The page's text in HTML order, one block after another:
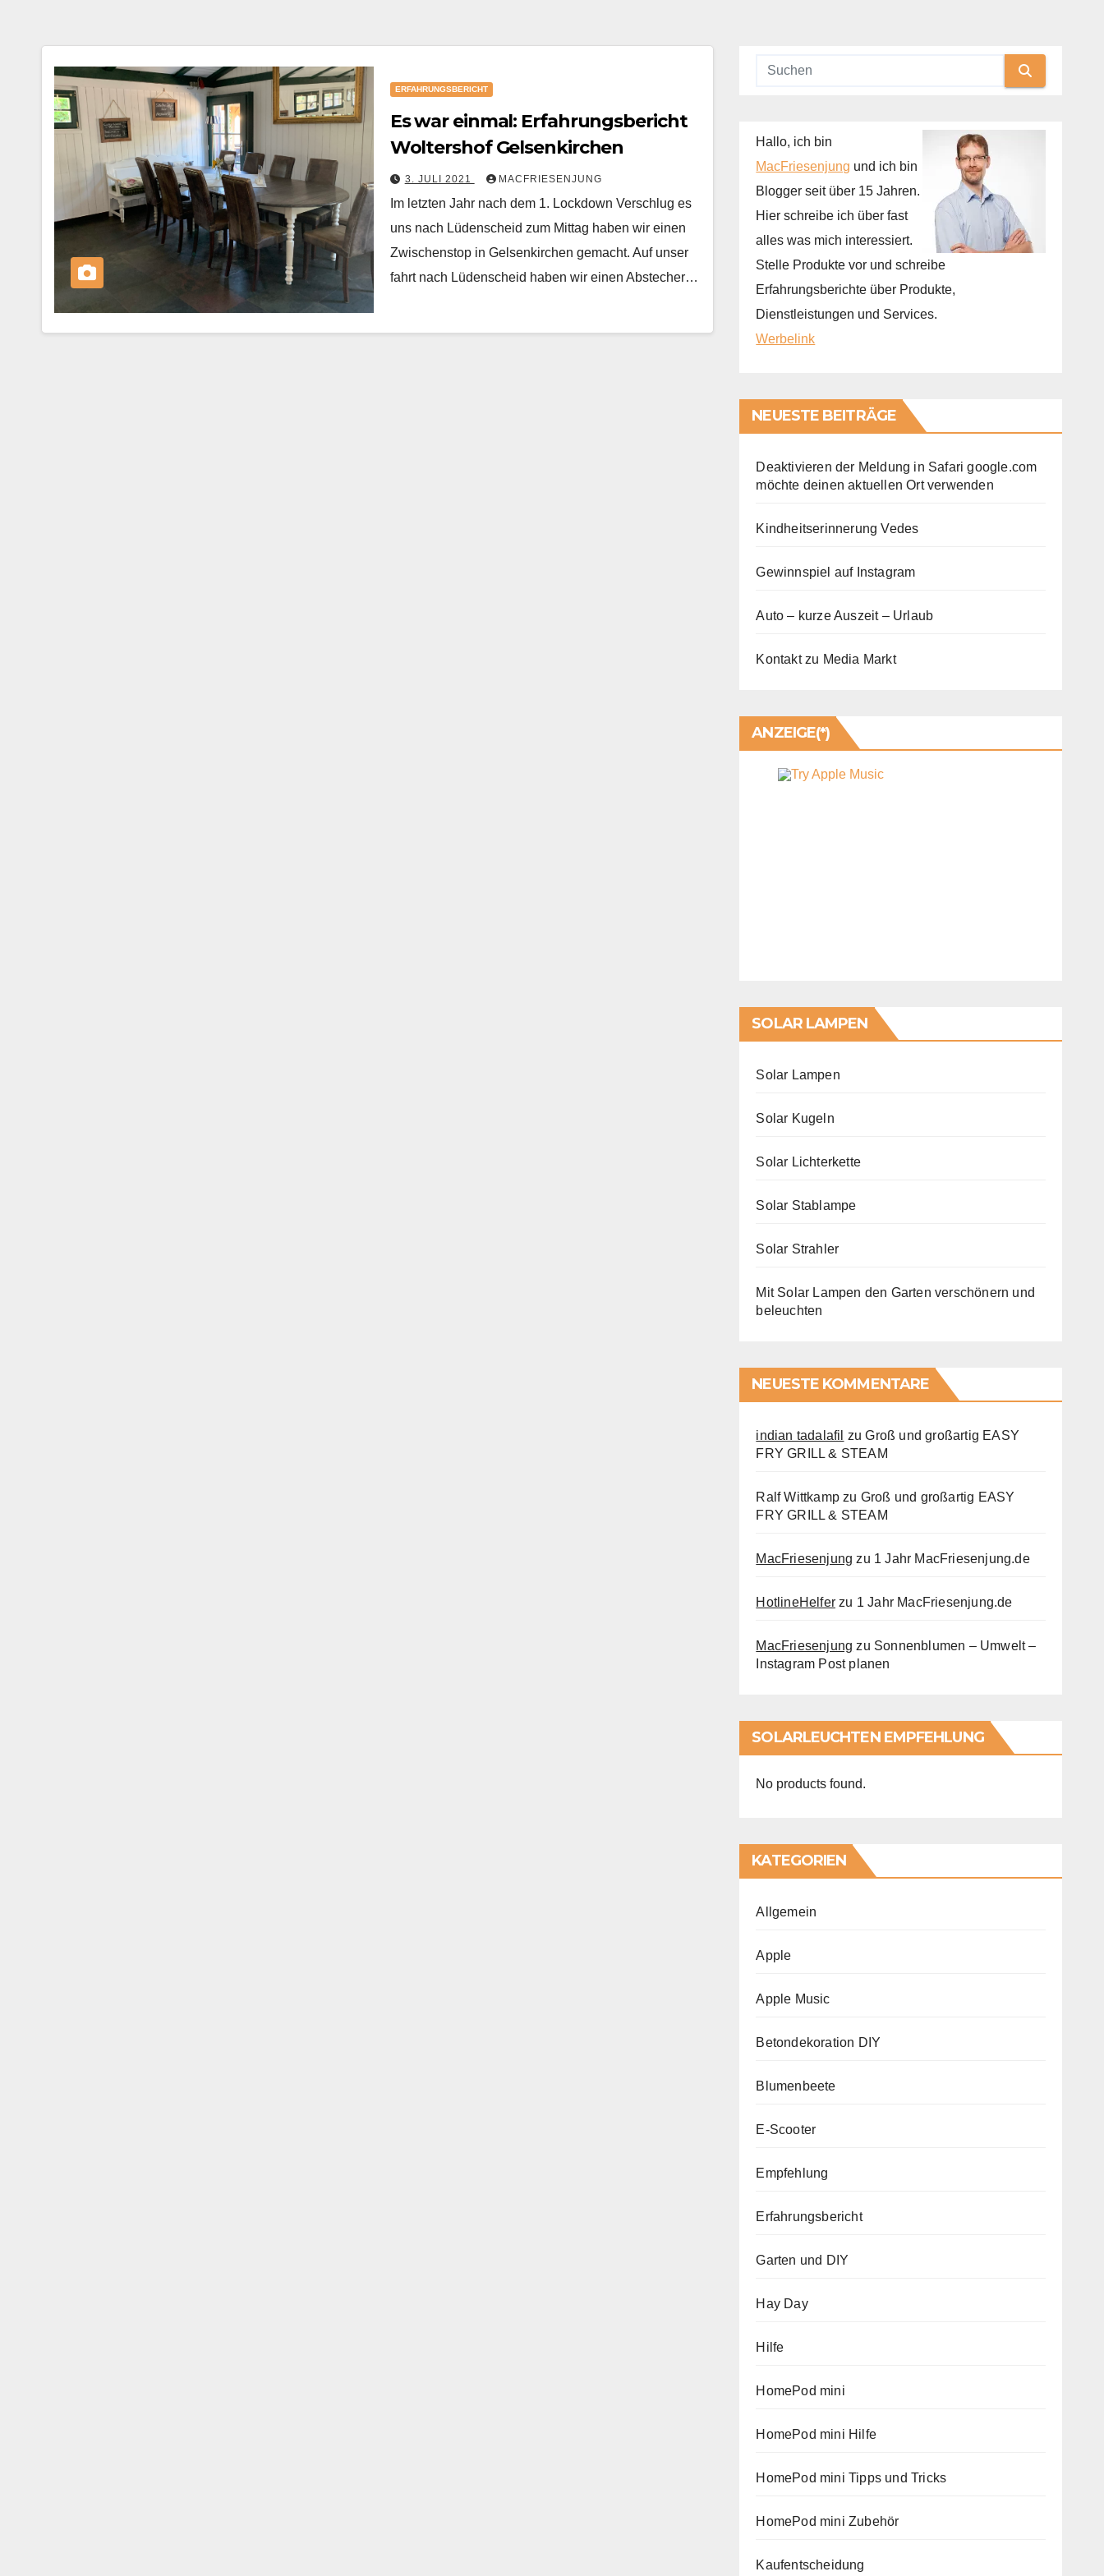
ERFAHRUNGSBERICHT
Es war einmal: Erfahrungsbericht
Woltershof Gelsenkirchen
3. JULI 2021 MACFRIESENJUNG
Im letzten Jahr nach dem 1. Lockdown Verschlug es
uns nach Lüdenscheid zum Mittag haben wir einen
Zwischenstop in Gelsenkirchen gemacht. Auf unser
fahrt nach Lüdenscheid haben wir einen Abstecher…
Hallo, ich bin
MacFriesenjung und ich bin
Blogger seit über 15 Jahren.
Hier schreibe ich über fast
alles was mich interessiert.
Stelle Produkte vor und schreibe
Erfahrungsberichte über Produkte,
Dienstleistungen und Services.
Werbelink
NEUESTE BEITRÄGE
Deaktivieren der Meldung in Safari google.com
möchte deinen aktuellen Ort verwenden
Kindheitserinnerung Vedes
Gewinnspiel auf Instagram
Auto – kurze Auszeit – Urlaub
Kontakt zu Media Markt
ANZEIGE(*)
SOLAR LAMPEN
Solar Lampen
Solar Kugeln
Solar Lichterkette
Solar Stablampe
Solar Strahler
Mit Solar Lampen den Garten verschönern und
beleuchten
NEUESTE KOMMENTARE
indian tadalafil zuGroß und großartig EASY
FRY GRILL & STEAM
Ralf Wittkampzu Groß und großartig EASY
FRY GRILL & STEAM
MacFriesenjung zu 1 Jahr MacFriesenjung.de
HotlineHelferzu 1 Jahr MacFriesenjung.de
MacFriesenjung zu Sonnenblumen – Umwelt –
Instagram Post planen
SOLARLEUCHTEN EMPFEHLUNG
No products found.
KATEGORIEN
Allgemein
Apple
Apple Music
Betondekoration DIY
Blumenbeete
E-Scooter
Empfehlung
Erfahrungsbericht
Garten und DIY
Hay Day
Hilfe
HomePod mini
HomePod mini Hilfe
HomePod mini Tipps und Tricks
HomePod mini Zubehör
Kaufentscheidung